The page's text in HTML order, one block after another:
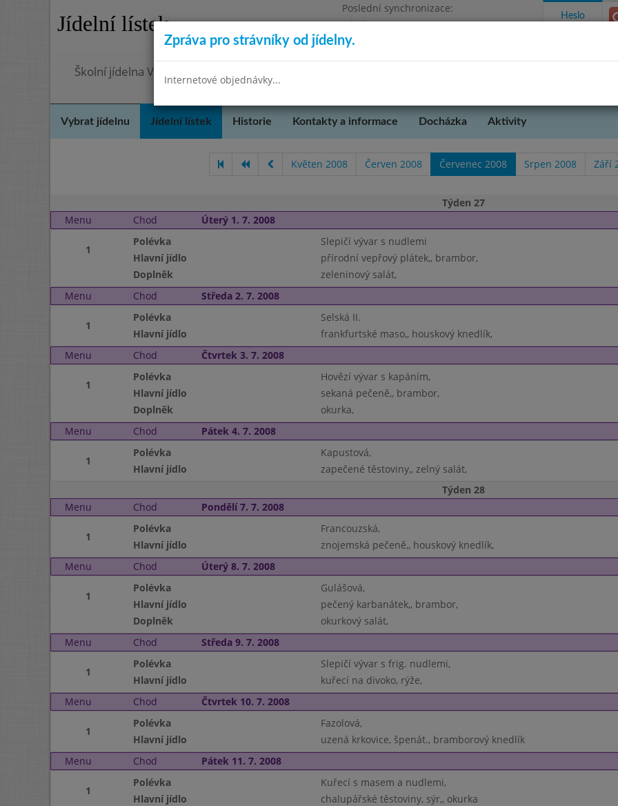
Jídelní lístek
Poslední synchronizace:
Pátek 17.7.2026 10:53
Omezení objednávek
Školní jídelna Velvary, okres Kladno
Heslo
Vybrat jídelnu Jídelní lístek Historie Kontakty a informace Docházka Aktivity
Květen 2008 Červen 2008 Červenec 2008 Srpen 2008 Září
Týden 27
Menu
Chod Úterý 1. 7. 2008
1
Polévka
Slepičí vývar s nudlemi
Hlavní jídlo
přírodní vepřový plátek,, brambor,
Doplněk
zeleninový salát,
Menu
Chod Středa 2. 7. 2008
1
Polévka
Selská II.
Hlavní jídlo
frankfurtské maso,, houskový knedlík,
Menu
Chod Čtvrtek 3. 7. 2008
1
Polévka
Hovězí vývar s kapáním,
Hlavní jídlo
sekaná pečeně,, brambor,
Doplněk
okurka,
Menu
Chod Pátek 4. 7. 2008
1
Polévka
Kapustová,
Hlavní jídlo
zapečené těstoviny,, zelný salát,
Týden 28
Menu
Chod Pondělí 7. 7. 2008
1
Polévka
Francouzská,
Hlavní jídlo
znojemská pečeně,, houskový knedlík,
Menu
Chod Úterý 8. 7. 2008
1
Polévka
Gulášová,
Hlavní jídlo
pečený karbanátek,, brambor,
Doplněk
okurkový salát,
Menu
Chod Středa 9. 7. 2008
1
Polévka
Slepičí vývar s frig. nudlemi,
Hlavní jídlo
kuřecí na divoko, rýže,
Menu
Chod Čtvrtek 10. 7. 2008
1
Polévka
Fazolová,
Hlavní jídlo
uzená krkovice, špenát., bramborový knedlík
Menu
Chod Pátek 11. 7. 2008
1
Polévka
Kuřecí s masem a nudlemi,
Hlavní jídlo
chalupářské těstoviny, sýr,, okurka
Zpráva pro strávníky od jídelny.
Internetové objednávky...